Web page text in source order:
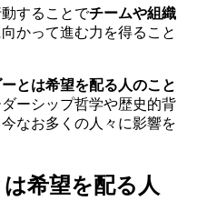
することでチームや組織
かって進む力を得ること
ーとは希望を配る人のこと
ーシップ哲学や歴史的背
なお多くの人々に影響を
希望を配る人